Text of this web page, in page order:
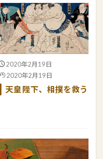
2020年2月19日
2020年2月19日
天皇陛下、相撲を救う